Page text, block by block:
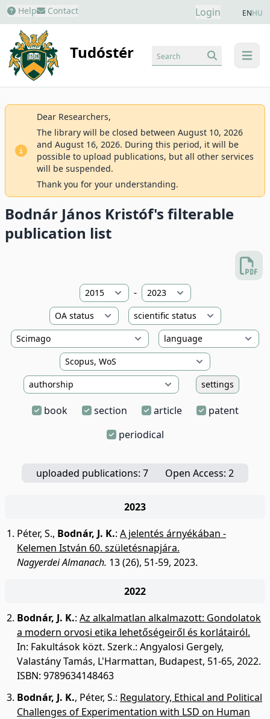
Help Contact Login ENHU
Tudóstér menu
Search
Dear Researchers,
The library will be closed between August 10, 2026
and August 16, 2026. During this period, it will be
possible to upload publications, but all other services
will be suspended.
Thank you for your understanding.
Bodnár János Kristóf's filterable
publication list
-
settings
book section article
patent
periodical
uploaded publications: 7 Open Access: 2
2023
Péter, S., Bodnár, J. K.: A jelentés árnyékában -
Kelemen István 60. születésnapjára.
Nagyerdei Almanach. 13 (26), 51-59, 2023.
2022
Bodnár, J. K.: Az alkalmatlan alkalmazott: Gondolatok
a modern orvosi etika lehetőségeiről és korlátairól.
In: Fakultások közt. Szerk.: Angyalosi Gergely,
Valastány Tamás, L'Harmattan, Budapest, 51-65, 2022.
ISBN: 9789634148463
Bodnár, J. K., Péter, S.: Regulatory, Ethical and Political
Challenges of Experimentation with LSD on Human